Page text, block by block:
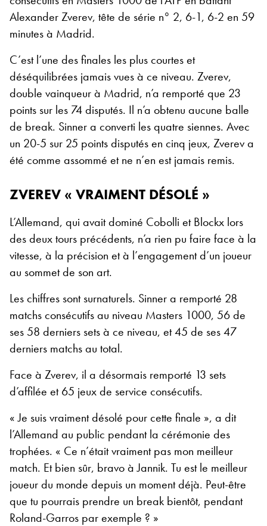
Alexander Zverev, tête de série n° 2, 6-1, 6-2 en 59
minutes à Madrid.
C’est l’une des finales les plus courtes et
déséquilibrées jamais vues à ce niveau. Zverev,
double vainqueur à Madrid, n’a remporté que 23
points sur les 74 disputés. Il n’a obtenu aucune balle
de break. Sinner a converti les quatre siennes. Avec
un 20-5 sur 25 points disputés en cinq jeux, Zverev a
été comme assommé et ne n’en est jamais remis.
ZVEREV « VRAIMENT DÉSOLÉ »
L’Allemand, qui avait dominé Cobolli et Blockx lors
des deux tours précédents, n’a rien pu faire face à la
vitesse, à la précision et à l’engagement d’un joueur
au sommet de son art.
Les chiffres sont surnaturels. Sinner a remporté 28
matchs consécutifs au niveau Masters 1000, 56 de
ses 58 derniers sets à ce niveau, et 45 de ses 47
derniers matchs au total.
Face à Zverev, il a désormais remporté 13 sets
d’affilée et 65 jeux de service consécutifs.
« Je suis vraiment désolé pour cette finale », a dit
l’Allemand au public pendant la cérémonie des
trophées. « Ce n’était vraiment pas mon meilleur
match. Et bien sûr, bravo à Jannik. Tu est le meilleur
joueur du monde depuis un moment déjà. Peut-être
que tu pourrais prendre un break bientôt, pendant
Roland-Garros par exemple ? »